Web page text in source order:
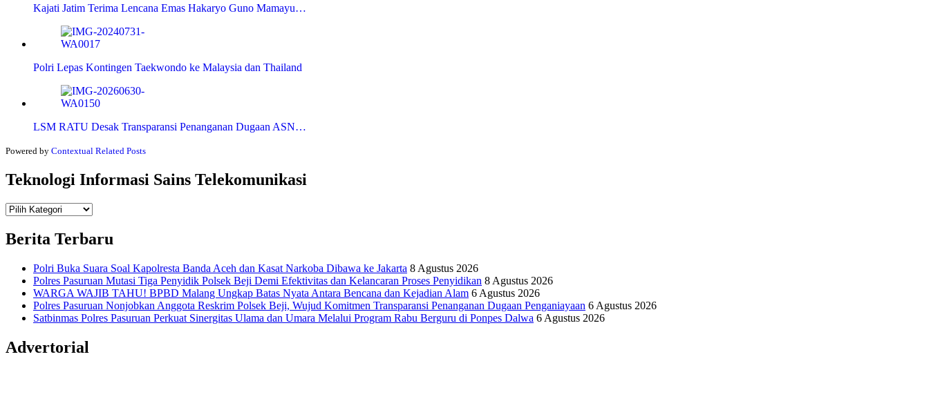
Kajati Jatim Terima Lencana Emas Hakaryo Guno Mamayu…
Polri Lepas Kontingen Taekwondo ke Malaysia dan Thailand
LSM RATU Desak Transparansi Penanganan Dugaan ASN…
Powered by Contextual Related Posts
Teknologi Informasi Sains Telekomunikasi
Teknologi
Berita Terbaru
Polri Buka Suara Soal Kapolresta Banda Aceh dan Kasat Narkoba Dibawa ke Jakarta 8 Agustus 2026
Polres Pasuruan Mutasi Tiga Penyidik Polsek Beji Demi Efektivitas dan Kelancaran Proses Penyidikan 8 Agustus 2026
WARGA WAJIB TAHU! BPBD Malang Ungkap Batas Nyata Antara Bencana dan Kejadian Alam 6 Agustus 2026
Polres Pasuruan Nonjobkan Anggota Reskrim Polsek Beji, Wujud Komitmen Transparansi Penanganan Dugaan Penganiayaan 6 Agustus 2026
Satbinmas Polres Pasuruan Perkuat Sinergitas Ulama dan Umara Melalui Program Rabu Berguru di Ponpes Dalwa 6 Agustus 2026
Advertorial